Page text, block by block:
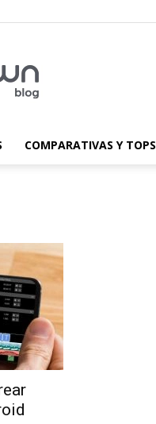
COMPARATIVAS Y TOPS